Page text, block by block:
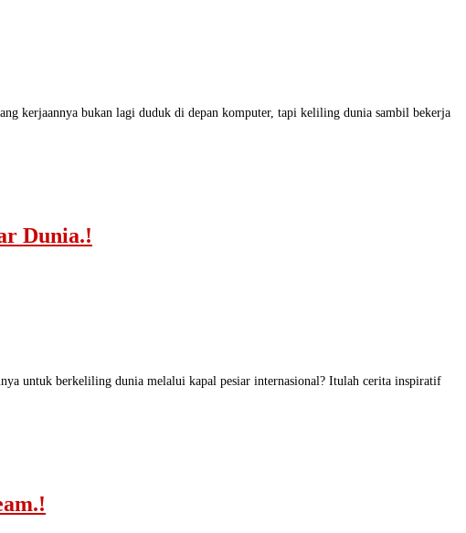
kerjaannya bukan lagi duduk di depan komputer, tapi keliling dunia sambil bekerja
Dunia.!
untuk berkeliling dunia melalui kapal pesiar internasional? Itulah cerita inspiratif